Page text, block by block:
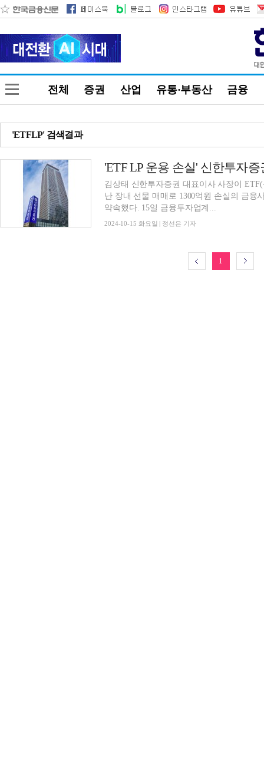
전체 증권 산업 유통·부동산 금융
'ETFLP' 검색결과
김상태 신한투자증권 대표이사 사장이
난 장내 선물 매매로 1300억원 손실의 금융
약속했다. 15일 금융투자업계...
2024-10-15 화요일 | 정선은 기자
1